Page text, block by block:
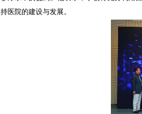
持医院的建设与发展。